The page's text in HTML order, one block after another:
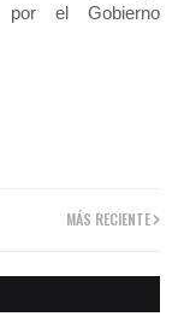
por el Gobierno
MÁS RECIENTE